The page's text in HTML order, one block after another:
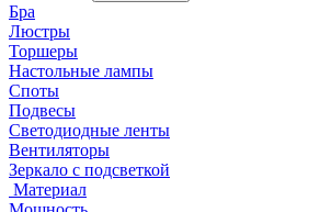
Бра
Люстры
Торшеры
Настольные лампы
Споты
Подвесы
Светодиодные ленты
Вентиляторы
Зеркало с подсветкой
Материал